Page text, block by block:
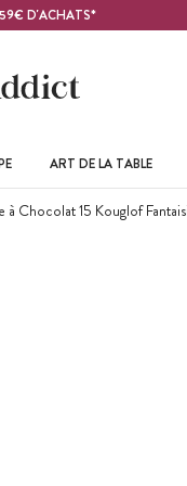
59€ D'ACHATS*
ART DE LA TABLE
à Chocolat 15 Kouglof